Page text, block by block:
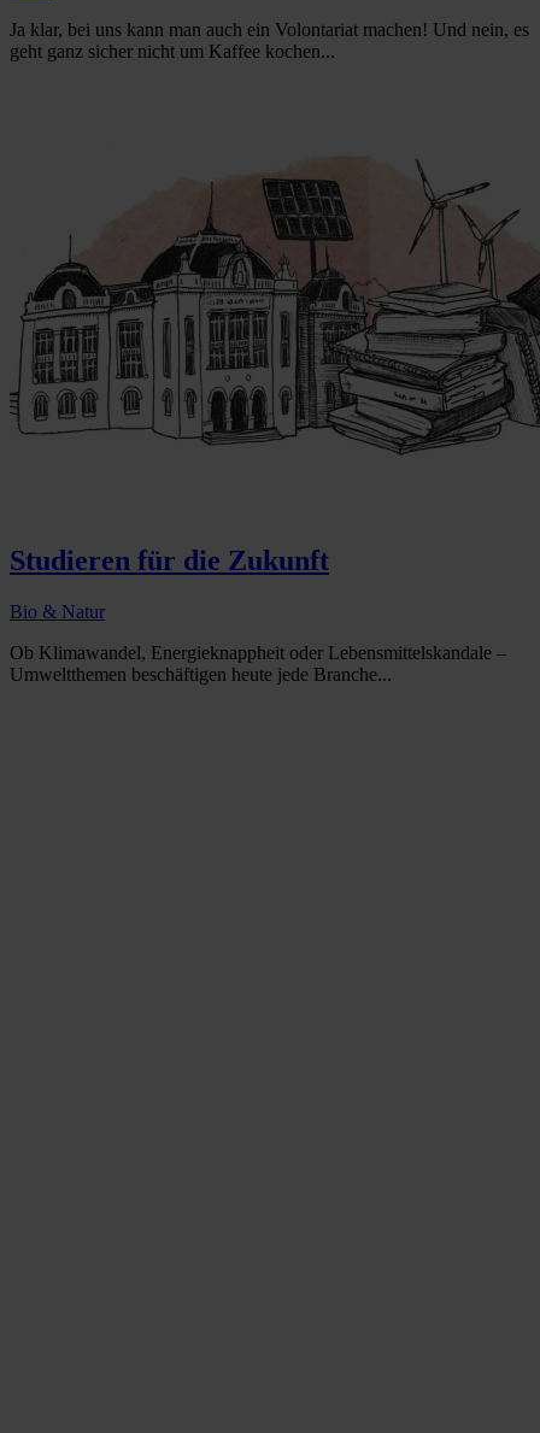
Ja klar, bei uns kann man auch ein Volontariat machen! Und nein, es
geht ganz sicher nicht um Kaffee kochen...
Studieren für die Zukunft
Bio & Natur
Ob Klimawandel, Energieknappheit oder Lebensmittelskandale –
Umweltthemen beschäftigen heute jede Branche...